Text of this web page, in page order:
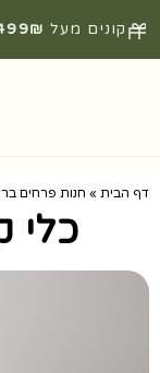
קונים מעל
דף הבית » חנות פרחים
כלי